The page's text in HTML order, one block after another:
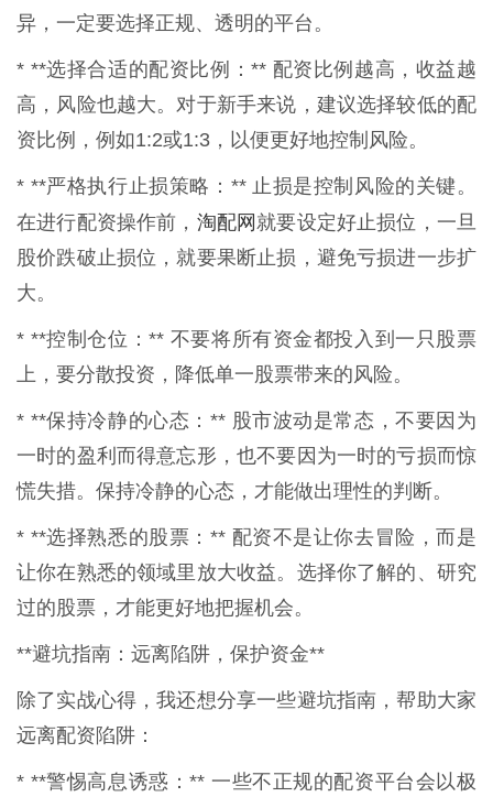
异，一定要选择正规、透明的平台。
* **选择合适的配资比例：** 配资比例越高，收益越
高，风险也越大。对于新手来说，建议选择较低的配
资比例，例如1:2或1:3，以便更好地控制风险。
* **严格执行止损策略：** 止损是控制风险的关键。
在进行配资操作前， 淘配网就要设定好止损位，一旦
股价跌破止损位，就要果断止损，避免亏损进一步扩
大。
* **控制仓位：** 不要将所有资金都投入到一只股票
上，要分散投资，降低单一股票带来的风险。
* **保持冷静的心态：** 股市波动是常态，不要因为
一时的盈利而得意忘形，也不要因为一时的亏损而惊
慌失措。保持冷静的心态，才能做出理性的判断。
* **选择熟悉的股票：** 配资不是让你去冒险，而是
让你在熟悉的领域里放大收益。选择你了解的、研究
过的股票，才能更好地把握机会。
**避坑指南：远离陷阱，保护资金**
除了实战心得，我还想分享一些避坑指南，帮助大家
远离配资陷阱：
* **警惕高息诱惑：** 一些不正规的配资平台会以极